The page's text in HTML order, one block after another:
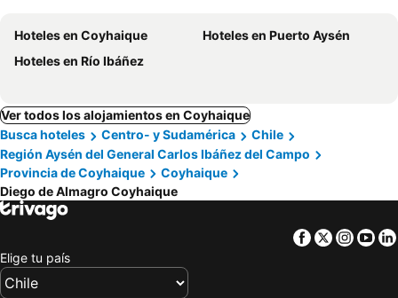
Hoteles en Coyhaique
Hoteles en Puerto Aysén
Hoteles en Río Ibáñez
Ver todos los alojamientos en Coyhaique
Busca hoteles
Centro- y Sudamérica
Chile
Región Aysén del General Carlos Ibáñez del Campo
Provincia de Coyhaique
Coyhaique
Diego de Almagro Coyhaique
Facebook
Twitter
Elige tu país